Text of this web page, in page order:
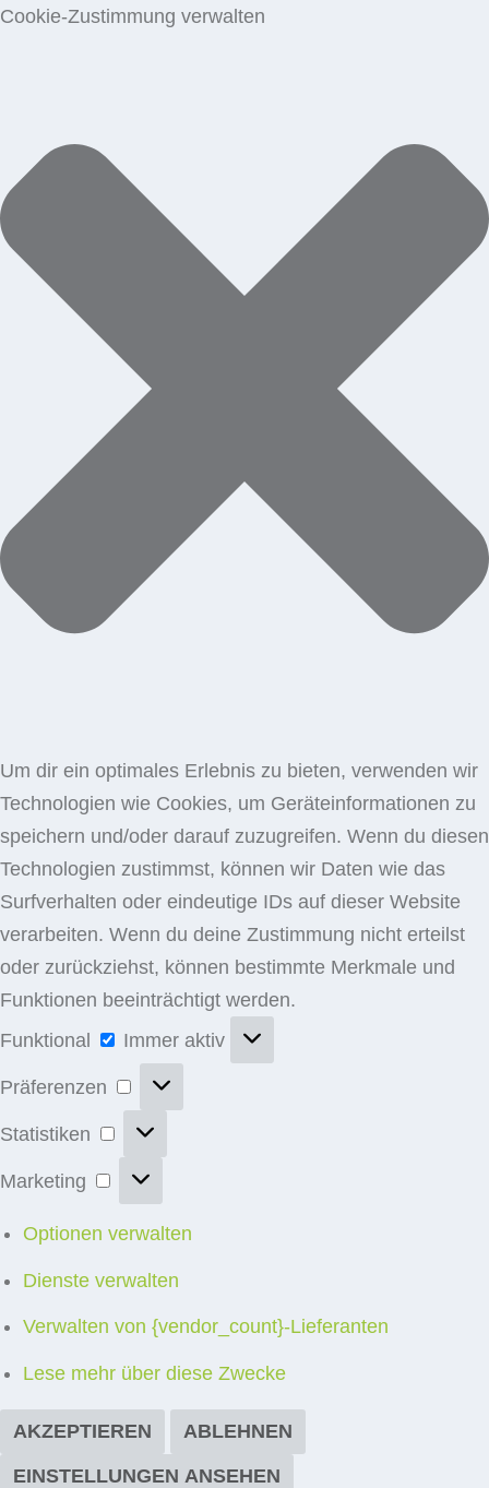
Cookie-Zustimmung verwalten
Um dir ein optimales Erlebnis zu bieten, verwenden wir
Technologien wie Cookies, um Geräteinformationen zu
speichern und/oder darauf zuzugreifen. Wenn du diesen
Technologien zustimmst, können wir Daten wie das
Surfverhalten oder eindeutige IDs auf dieser Website
verarbeiten. Wenn du deine Zustimmung nicht erteilst
oder zurückziehst, können bestimmte Merkmale und
Funktionen beeinträchtigt werden.
Funktional
Funktional
Immer aktiv
Präferenzen Präferenzen
Statistiken Statistiken
Marketing Marketing
Optionen verwalten
Dienste verwalten
Verwalten von {vendor_count}-Lieferanten
Lese mehr über diese Zwecke
AKZEPTIEREN ABLEHNEN
EINSTELLUNGEN ANSEHEN